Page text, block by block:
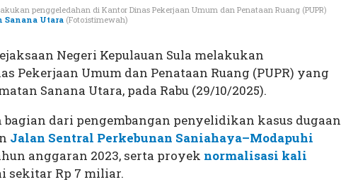
penggeledahan di Kantor Dinas Pekerjaan Umum dan Penataan Ruang (PUPR)
Sanana Utara (Foto:istimewah)
Negeri Kepulauan Sula melakukan
Pekerjaan Umum dan Penataan Ruang (PUPR) yang
Sanana Utara, pada Rabu (29/10/2025).
dari pengembangan penyelidikan kasus dugaan
Jalan Sentral Perkebunan Saniahaya–Modapuhi
anggaran 2023, serta proyek normalisasi kali
sekitar Rp 7 miliar.